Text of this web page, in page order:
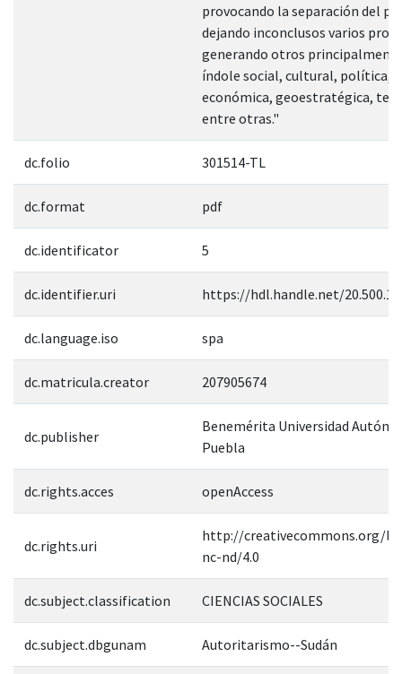
provocando la separación del
dejando inconclusos varios
generando otros
índole social, cultural, política,
económica, geoestratégica,
entre otras."
dc.folio 301514-TL
dc.format pdf
dc.identificator 5
dc.identifier.uri https://hdl.handle.net/
dc.language.iso spa
dc.matricula.creator 207905674
dc.publisher
Benemérita Universidad
Puebla
dc.rights.acces openAccess
dc.rights.uri
http://creativecommons.org/
nc-nd/4.0
dc.subject.classification CIENCIAS SOCIALES
dc.subject.dbgunam Autoritarismo--Sudán